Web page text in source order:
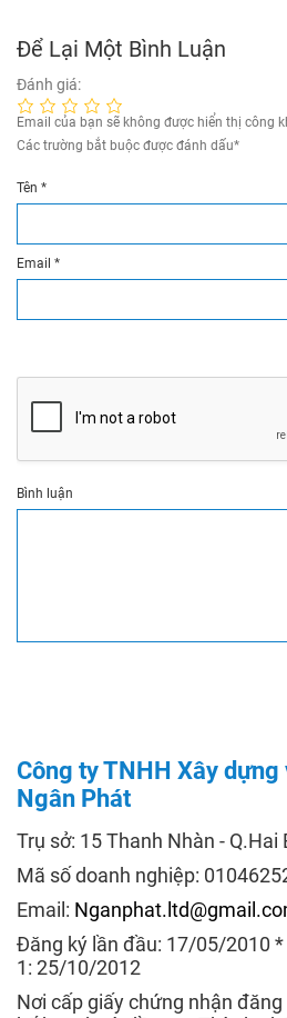
Để Lại Một Bình Luận
Đánh giá:
Email của bạn sẽ không được hiển thị công
Các trường bắt buộc được đánh dấu*
Tên *
Email *
Bình luận
Công ty TNHH Xây
Ngân Phát
Trụ sở: 15 Thanh Nhàn - Q.Hai
Mã số doanh nghiệp:
Email:
Đăng ký lần đầu: 17/05/2010
1: 25/10/2012
Nơi cấp giấy chứng nhận